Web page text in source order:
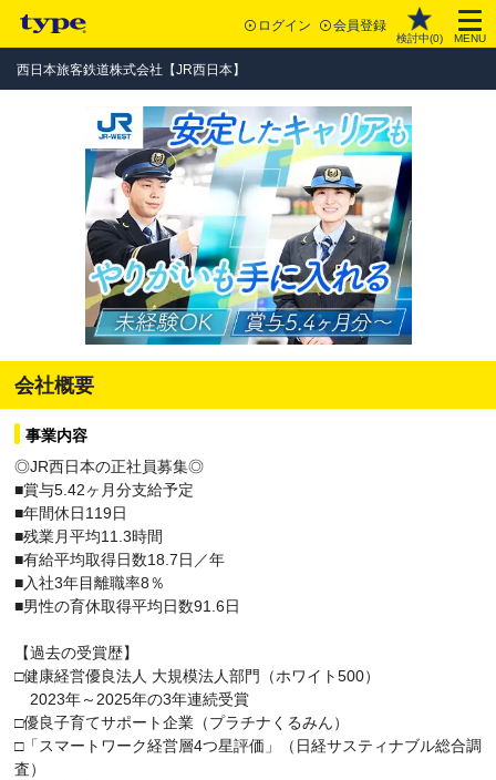
ログイン 会員登録
検討中(0) MENU
西日本旅客鉄道株式会社【JR西日本】
会社概要
事業内容
◎JR西日本の正社員募集◎
■賞与5.42ヶ月分支給予定
■年間休日119日
■残業月平均11.3時間
■有給平均取得日数18.7日／年
■入社3年目離職率8％
■男性の育休取得平均日数91.6日
【過去の受賞歴】
□健康経営優良法人 大規模法人部門（ホワイト500）
2023年～2025年の3年連続受賞
□優良子育てサポート企業（プラチナくるみん）
□「スマートワーク経営層4つ星評価」（日経サスティナブル総合調
査）